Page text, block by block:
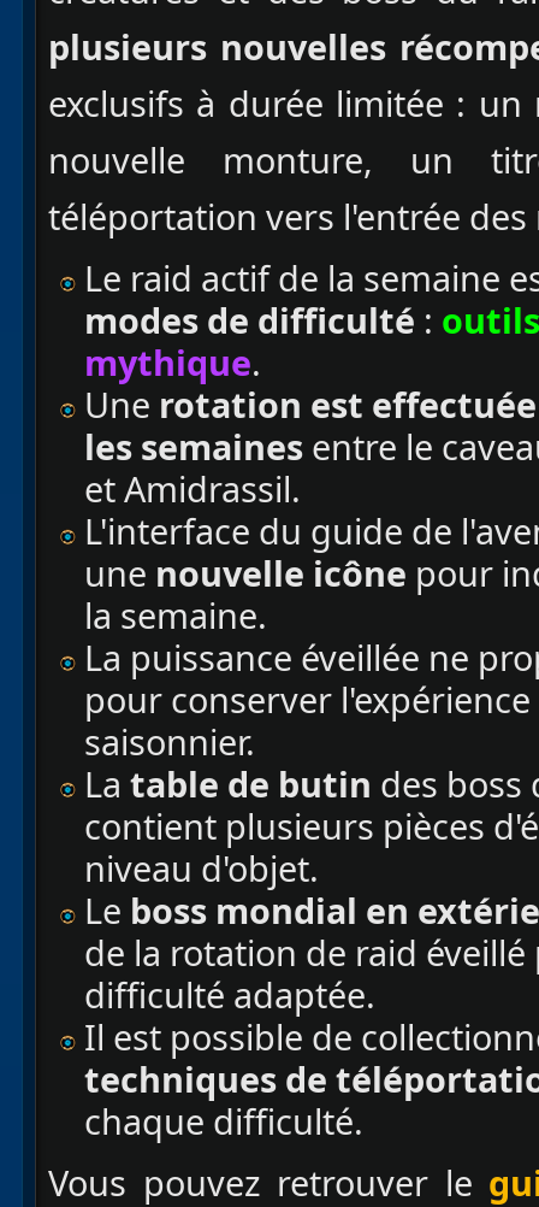
plusieurs nouvelles
exclusifs à durée limitée :
nouvelle monture, un
téléportation vers l'entrée
Le raid actif de la semaine
modes de difficulté :
mythique.
Une rotation est
les semaines entre le
et Amidrassil.
L'interface du guide de
une nouvelle icône pour
la semaine.
La puissance éveillée ne
pour conserver
saisonnier.
La table de butin des boss
contient plusieurs pièces
niveau d'objet.
Le boss mondial en
de la rotation de raid
difficulté adaptée.
Il est possible de
techniques de
chaque difficulté.
Vous pouvez retrouver le